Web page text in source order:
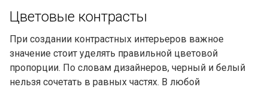
Цветовые контрасты
При создании контрастных интерьеров важное
значение стоит уделять правильной цветовой
пропорции. По словам дизайнеров, черный и белый
нельзя сочетать в равных частях. В любой